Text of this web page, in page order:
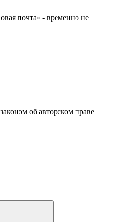
почта» - временно не
об авторском праве.